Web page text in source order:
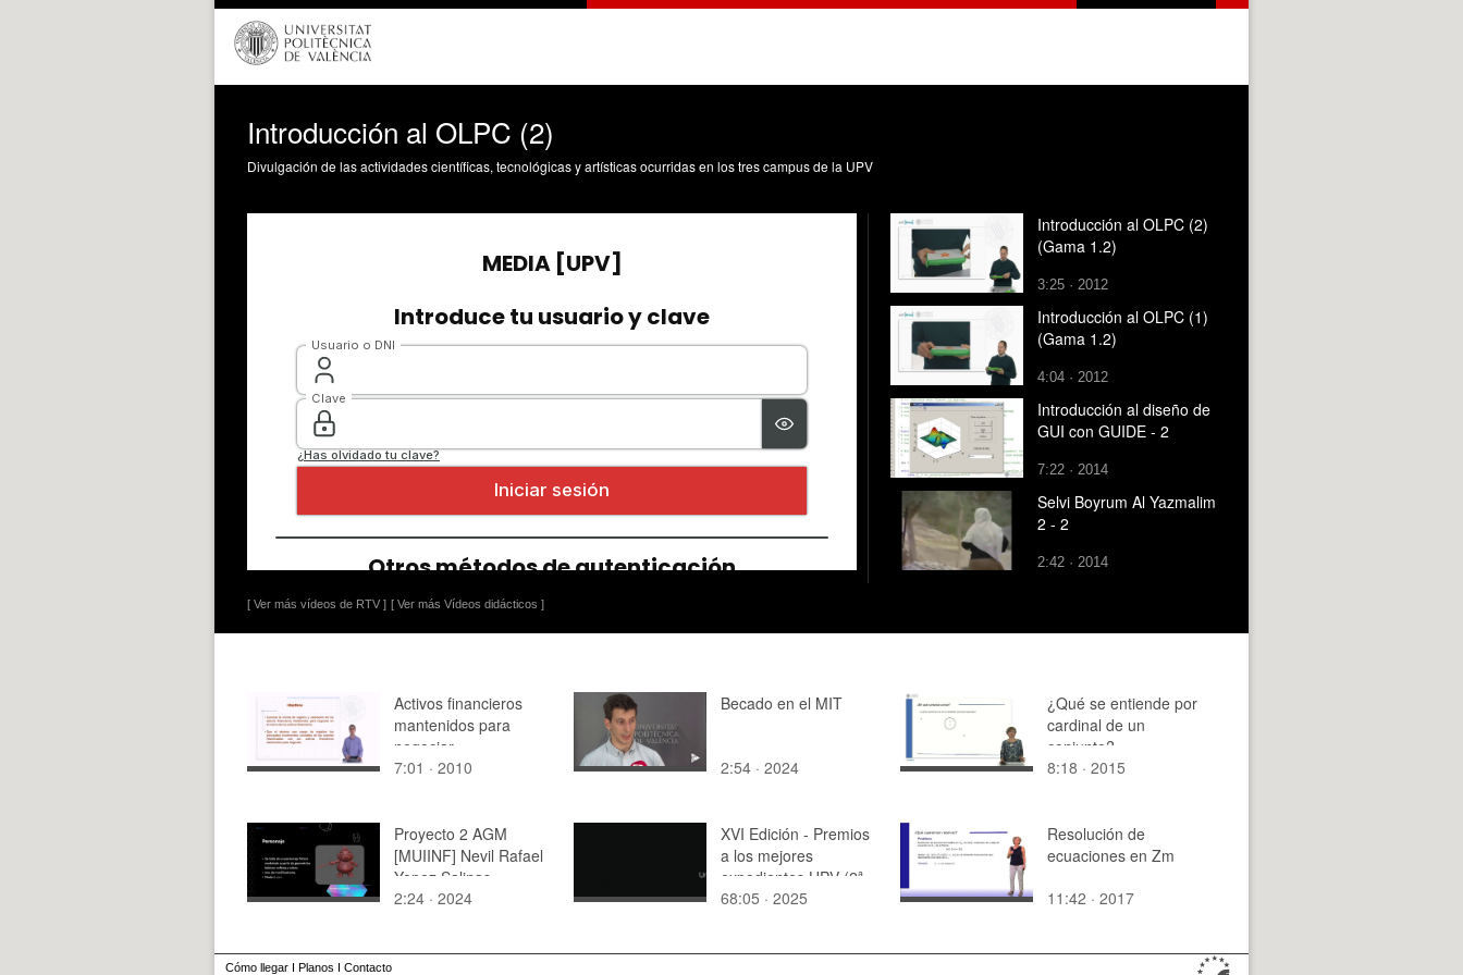
Introducción al OLPC (2)
Divulgación de las actividades científicas, tecnológicas y artísticas ocurridas en los tres campus de la UPV
[ Ver más vídeos de RTV ] [ Ver más Vídeos didácticos ]
Introducción al OLPC (2)
(Gama 1.2)
3:25 · 2012
Introducción al OLPC (1)
(Gama 1.2)
4:04 · 2012
Introducción al diseño de
GUI con GUIDE - 2
7:22 · 2014
Selvi Boyrum Al Yazmalim
2 - 2
2:42 · 2014
Activos financieros
mantenidos para
negociar
7:01 · 2010
Becado en el MIT
2:54 · 2024
¿Qué se entiende por
cardinal de un
conjunto?
8:18 · 2015
Proyecto 2 AGM
[MUIINF] Nevil Rafael
Yepez Salinas
2:24 · 2024
XVI Edición - Premios
a los mejores
expedientes UPV (2ª
gala)
68:05 · 2025
Resolución de
ecuaciones en Zm
11:42 · 2017
Cómo llegar I Planos I Contacto